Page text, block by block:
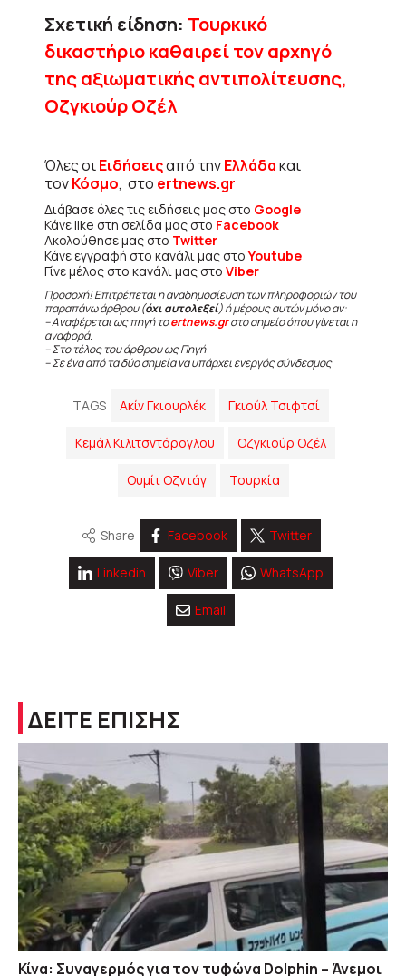
Σχετική είδηση: Τουρκικό
δικαστήριο καθαιρεί τον αρχηγό
της αξιωματικής αντιπολίτευσης,
Οζγκιούρ Οζέλ
Όλες οιΕιδήσειςαπό τηνΕλλάδακαι
τονΚόσμο, στο ertnews.gr
Διάβασε όλες τις ειδήσεις μας στο Google
Κάνε like στη σελίδα μας στο Facebook
Ακολούθησε μας στο Twitter
Κάνε εγγραφή στο κανάλι μας στοYoutube
Γίνε μέλος στο κανάλι μας στο Viber
Προσοχή! Επιτρέπεται η αναδημοσίευση των πληροφοριών του
παραπάνω άρθρου (όχι αυτολεξεί) ή μέρους αυτών μόνο αν:
– Αναφέρεται ως πηγή τοertnews.grστο σημείο όπου γίνεται η
αναφορά.
– Στο τέλος του άρθρου ως Πηγή
– Σε ένα από τα δύο σημεία να υπάρχει ενεργός σύνδεσμος
TAGS Ακίν Γκιουρλέκ Γκιούλ Τσιφτσί
Κεμάλ Κιλιτσντάρογλου Οζγκιούρ Οζέλ
Ουμίτ Οζντάγ Τουρκία
Share Facebook Twitter
Linkedin Viber WhatsApp
Email
ΔΕΙΤΕ ΕΠΙΣΗΣ
Κίνα: Συναγερμός για τον τυφώνα Dolphin – Άνεμοι